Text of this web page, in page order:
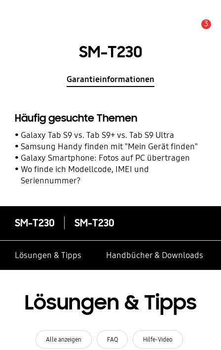
3
SM-T230
Garantieinformationen
Häufig gesuchte Themen
Galaxy Tab S9 vs. Tab S9+ vs. Tab S9 Ultra
Samsung Handy finden mit "Mein Gerät finden"
Galaxy Smartphone: Fotos auf PC übertragen
Wo finde ich Modellcode, IMEI und
Seriennummer?
SM-T230 SM-T230
Lösungen & Tipps Handbücher & Downloads
Lösungen & Tipps
Alle anzeigen FAQ Hilfe-Video